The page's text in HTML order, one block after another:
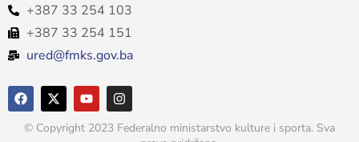
+387 33 254 103
+387 33 254 151
ured@fmks.gov.ba
© Copyright 2023 Federalno ministarstvo kulture i sporta. Sva